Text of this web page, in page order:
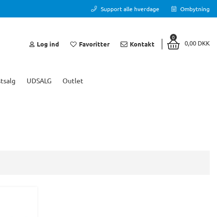
Support alle hverdage Ombytning
Log ind Favoritter Kontakt
0
0,00 DKK
UDSALG Outlet